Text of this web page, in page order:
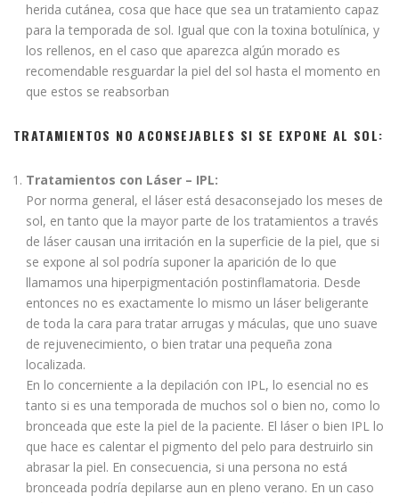
herida cutánea, cosa que hace que sea un tratamiento capaz
para la temporada de sol. Igual que con la toxina botulínica, y
los rellenos, en el caso que aparezca algún morado es
recomendable resguardar la piel del sol hasta el momento en
que estos se reabsorban
TRATAMIENTOS NO ACONSEJABLES SI SE EXPONE AL SOL:
Tratamientos con Láser – IPL:
Por norma general, el láser está desaconsejado los meses de
sol, en tanto que la mayor parte de los tratamientos a través
de láser causan una irritación en la superficie de la piel, que si
se expone al sol podría suponer la aparición de lo que
llamamos una hiperpigmentación postinflamatoria. Desde
entonces no es exactamente lo mismo un láser beligerante
de toda la cara para tratar arrugas y máculas, que uno suave
de rejuvenecimiento, o bien tratar una pequeña zona
localizada.
En lo concerniente a la depilación con IPL, lo esencial no es
tanto si es una temporada de muchos sol o bien no, como lo
bronceada que este la piel de la paciente. El láser o bien IPL lo
que hace es calentar el pigmento del pelo para destruirlo sin
abrasar la piel. En consecuencia, si una persona no está
bronceada podría depilarse aun en pleno verano. En un caso